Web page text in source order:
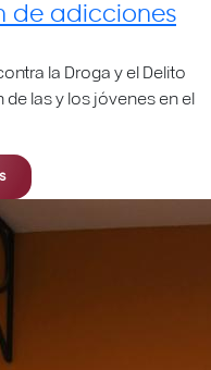
de adicciones
la Droga y el Delito
las y los jóvenes en el